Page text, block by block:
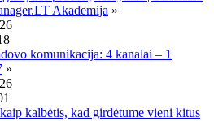
Akademija »
komunikacija: 4 kanalai – 1
»
kalbėtis, kad girdėtume vieni kitus